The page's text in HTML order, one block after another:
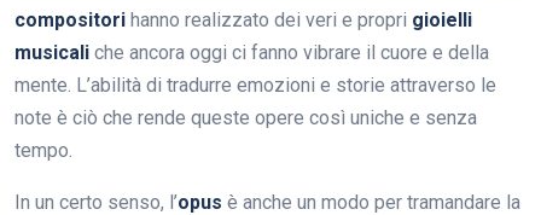
compositori hanno realizzato dei veri e propri gioielli
musicali che ancora oggi ci fanno vibrare il cuore e della
mente. L’abilità di tradurre emozioni e storie attraverso le
note è ciò che rende queste opere così uniche e senza
tempo.
In un certo senso, l’opus è anche un modo per tramandare la